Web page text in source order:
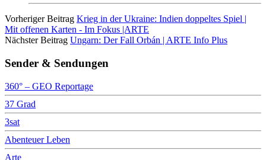
Vorheriger Beitrag Krieg in der Ukraine: Indien doppeltes Spiel |
Mit offenen Karten - Im Fokus |ARTE
Nächster Beitrag Ungarn: Der Fall Orbán | ARTE Info Plus
Sender & Sendungen
360° – GEO Reportage
37 Grad
3sat
Abenteuer Leben
Arte